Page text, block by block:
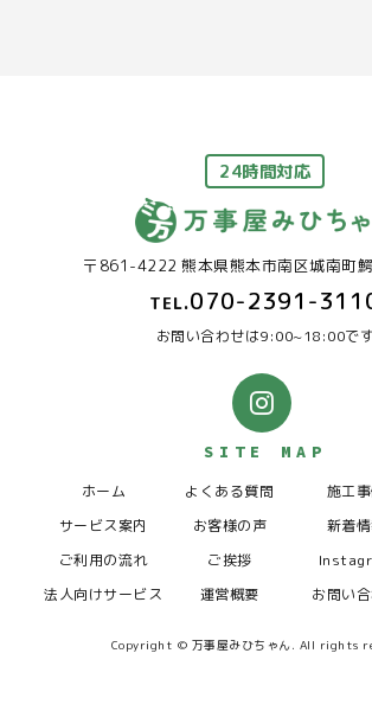
24時間対応
〒861-4222 熊本県熊本市南区城南町
TEL.070-2391-
お問い合わせは9:00~18:00です
SITE MAP
ホーム
サービス案内
ご利用の流れ
法人向けサービス
よくある質問
お客様の声
ご挨拶
運営概要
施工
新着
お問い
Copyright © 万事屋みひちゃん. All rights